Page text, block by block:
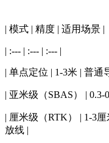
| 模式 | 精度 | 适用场景 |
| :--- | :--- | :--- |
| 单点定位 | 1-3米 | 普通
| 亚米级（SBAS） |
| 厘米级（RTK） | 1-3
放线 |